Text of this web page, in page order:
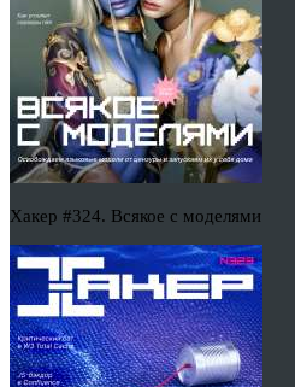
Хакер #324. Всякое с моделями